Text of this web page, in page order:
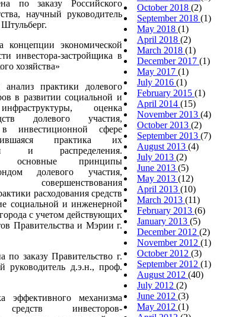
по заказу Российского
научный руководитель
концепции экономической
инвестора-застройщика в
хозяйства»
анализ практики долевого
в развитии социальной и
оценка
долевого участия,
инвестиционной сфере
практика их
и распределения.
основные принципы
долевого участия,
совершенствования
расходования средств
социальной и инженерной
с учетом действующих
Правительства и Мэрии г.
по заказу Правительство г.
руководитель д.э.н., проф.
эффективного механизма
средств инвесторов-
October 2018 (2)
September 2018 (1)
May 2018 (1)
April 2018 (2)
March 2018 (1)
December 2017 (1)
May 2017 (1)
July 2016 (1)
February 2015 (1)
April 2014 (15)
November 2013 (4)
October 2013 (2)
September 2013 (7)
August 2013 (4)
July 2013 (2)
June 2013 (5)
May 2013 (12)
April 2013 (10)
March 2013 (11)
February 2013 (6)
January 2013 (5)
December 2012 (2)
November 2012 (1)
October 2012 (3)
September 2012 (1)
August 2012 (40)
July 2012 (2)
June 2012 (3)
May 2012 (1)